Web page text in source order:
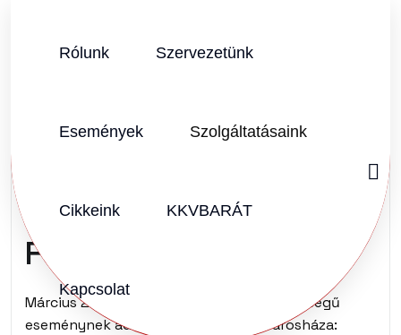
Rólunk Szervezetünk
Események Szolgáltatásaink
Cikkeink KKVBARÁT
Kapcsolat
2026.03.27. Vélemény (0)
Magyarország KKV
Fővárosa
Március 26-án gazdaságtörténeti jelentőségű
eseménynek adott otthont Karcag Városháza: